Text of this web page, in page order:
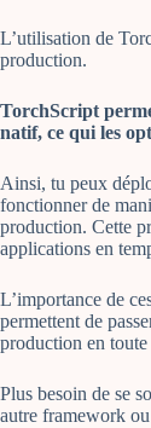
L’utilisation de
production.
TorchScript
natif, ce qui les
Ainsi, tu peux
fonctionner de
production. Cette
applications en
L’importance de
permettent de
production en
Plus besoin de se
autre framework